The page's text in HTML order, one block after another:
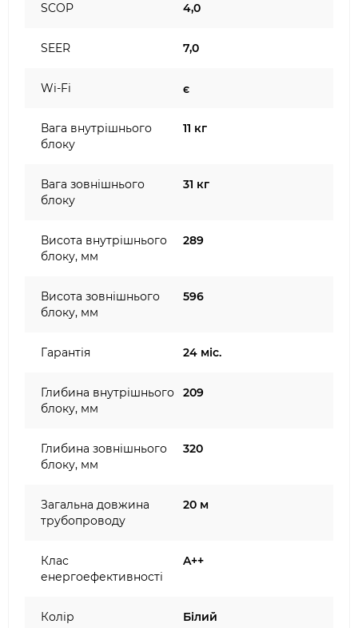
SCOP 4,0
SEER 7,0
Wi-Fi є
Вага внутрішнього
блоку
11 кг
Вага зовнішнього
блоку
31 кг
Висота внутрішнього
блоку, мм
289
Висота зовнішнього
блоку, мм
596
Гарантія 24 міс.
Глибина внутрішнього
блоку, мм
209
Глибина зовнішнього
блоку, мм
320
Загальна довжина
трубопроводу
20 м
Клас
енергоефективності
A++
Колір Білий